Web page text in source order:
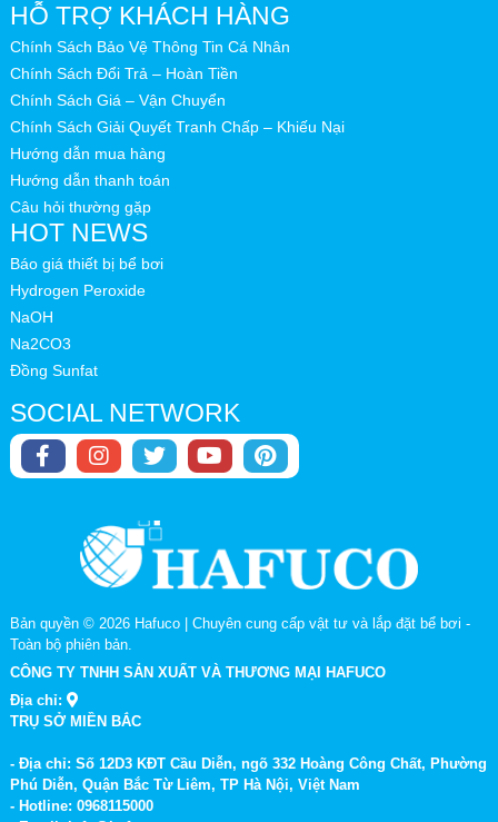
HỖ TRỢ KHÁCH HÀNG
Chính Sách Bảo Vệ Thông Tin Cá Nhân
Chính Sách Đổi Trả – Hoàn Tiền
Chính Sách Giá – Vận Chuyển
Chính Sách Giải Quyết Tranh Chấp – Khiếu Nại
Hướng dẫn mua hàng
Hướng dẫn thanh toán
Câu hỏi thường gặp
HOT NEWS
Báo giá thiết bị bể bơi
Hydrogen Peroxide
NaOH
Na2CO3
Đồng Sunfat
SOCIAL NETWORK
Bản quyền © 2026 Hafuco | Chuyên cung cấp vật tư và lắp đặt bể bơi -
Toàn bộ phiên bản.
CÔNG TY TNHH SẢN XUẤT VÀ THƯƠNG MẠI HAFUCO
Địa chỉ:
TRỤ SỞ MIỀN BẮC
- Địa chỉ: Số 12D3 KĐT Cầu Diễn, ngõ 332 Hoàng Công Chất, Phường
Phú Diễn, Quận Bắc Từ Liêm, TP Hà Nội, Việt Nam
- Hotline: 0968115000